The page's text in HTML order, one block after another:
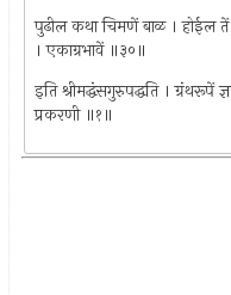
पुढील कथा चिमणें बाळ ।
। एकाग्रभावें ॥३०॥
इति श्रीमद्धंसगुरुपद्धति । ग्रंथरूपें
प्रकरणी ॥१॥